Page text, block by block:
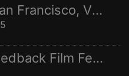
Excellent in San Francisco, Vize in Freising
Wildsound Feedback Film Festival: Beste Regie